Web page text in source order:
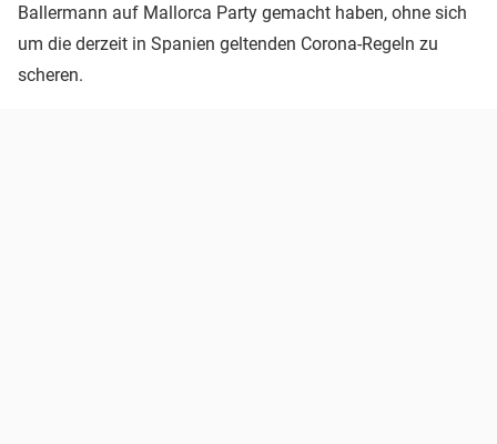
Ballermann auf Mallorca Party gemacht haben, ohne sich
um die derzeit in Spanien geltenden Corona-Regeln zu
scheren.